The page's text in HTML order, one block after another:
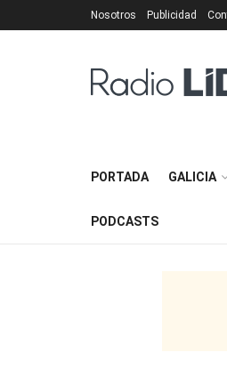
Nosotros Publicidad
PORTADA GALICIA
PODCASTS